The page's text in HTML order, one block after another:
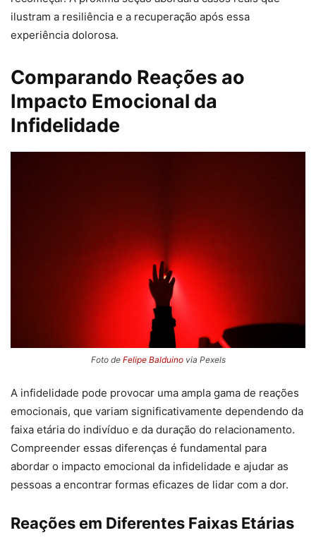
ilustram a resiliência e a recuperação após essa
experiência dolorosa.
Comparando Reações ao
Impacto Emocional da
Infidelidade
Foto de Felipe Balduinovia Pexels
A infidelidade pode provocar uma ampla gama de reações
emocionais, que variam significativamente dependendo da
faixa etária do indivíduo e da duração do relacionamento.
Compreender essas diferenças é fundamental para
abordar o impacto emocional da infidelidade e ajudar as
pessoas a encontrar formas eficazes de lidar com a dor.
Reações em Diferentes Faixas Etárias